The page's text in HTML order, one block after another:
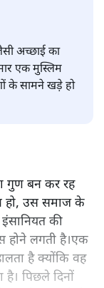
अच्छाई का
एक मुस्लिम
के सामने खड़े हो
गुण बन कर रह
हो, उस समाज के
की
होने लगती है।एक
है क्योंकि वह
है। पिछले दिनों